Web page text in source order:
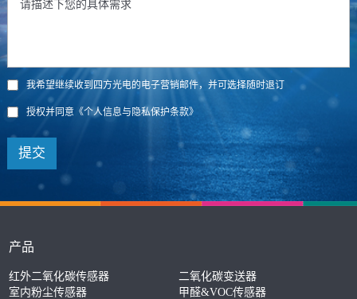
我希望继续收到四方光电的电子营销邮件，并可选择随时退订
授权并同意《个人信息与隐私保护条款》
提交
产品
红外二氧化碳传感器
二氧化碳变送器
室内粉尘传感器
甲醛&VOC传感器